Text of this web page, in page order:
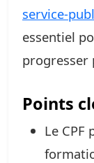
service-
essentiel
progresser
Points
Le CPF